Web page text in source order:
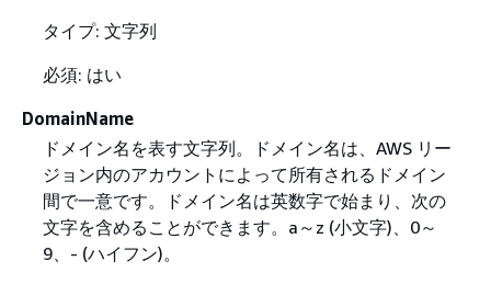
タイプ: 文字列
必須: はい
DomainName
ドメイン名を表す文字列。ドメイン名は、AWS リー
ジョン内のアカウントによって所有されるドメイン
間で一意です。ドメイン名は英数字で始まり、次の
文字を含めることができます。a​～​z (小文字)、0​～​
9、- (ハイフン)。